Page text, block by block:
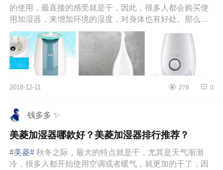
的使用，最直接的感受就是干，因此，很多人都会购买使
用加湿器，来增加环境的湿度，对身体也有好处。那么，
那么多品牌的加湿...
2018-12-11 276 0
钱多多 ✨
美菱加湿器哪款好？美菱加湿器排行推荐？
#美菱# 秋冬之际，最大的特点就是干，尤其是天气渐渐
冷，很多人都开始使用空调或者暖气，就更加的干了，因